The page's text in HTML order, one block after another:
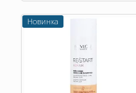
Новинка